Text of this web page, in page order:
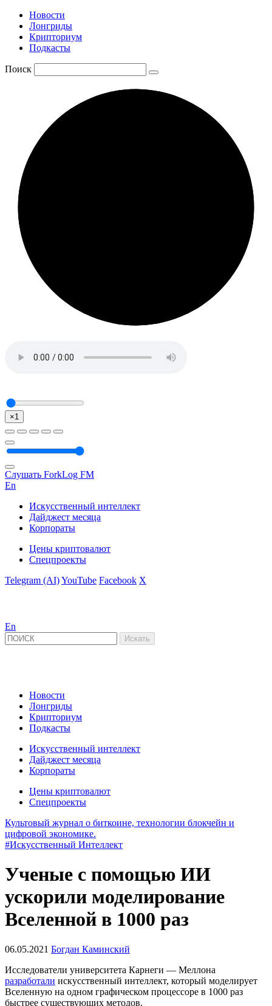
Новости
Лонгриды
Крипториум
Подкасты
Поиск
×1
Слушать ForkLog FM
En
Искусственный интеллект
Дайджест месяца
Корпораты
Цены криптовалют
Спецпроекты
Telegram (AI)YouTube Facebook X
En
Новости
Лонгриды
Крипториум
Подкасты
Искусственный интеллект
Дайджест месяца
Корпораты
Цены криптовалют
Спецпроекты
Культовый журнал о биткоине, технологии блокчейн и
цифровой экономике.
#Искусственный Интеллект
Ученые с помощью ИИ
ускорили моделирование
Вселенной в 1000 раз
06.05.2021 Богдан Каминский
Исследователи университета Карнеги — Меллона
разработали искусственный интеллект, который моделирует
Вселенную на одном графическом процессоре в 1000 раз
быстрее существующих методов.